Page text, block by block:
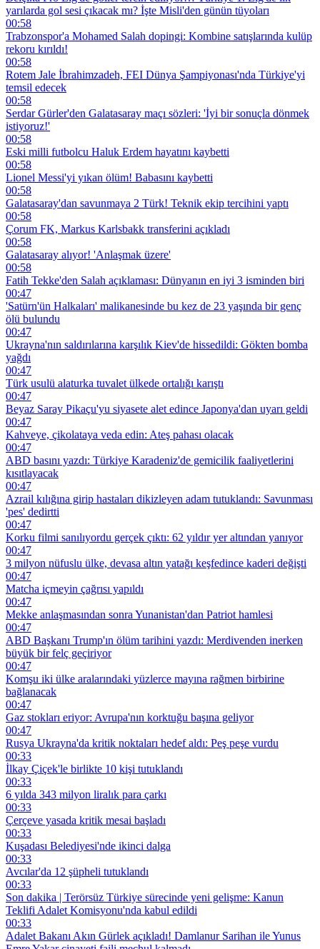
yarılarda gol sesi çıkacak mı? İşte Misli'den günün tüyoları
00:58
Trabzonspor'a Mohamed Salah dopingi: Kombine satışlarında kulüp
rekoru kırıldı!
00:58
Rotem Jale İbrahimzadeh, FEI Dünya Şampiyonası'nda Türkiye'yi
temsil edecek
00:58
Serdar Gürler'den Galatasaray maçı sözleri: 'İyi bir sonuçla dönmek
istiyoruz!'
00:58
Eski milli futbolcu Haluk Erdem hayatını kaybetti
00:58
Lionel Messi'yi yıkan ölüm! Babasını kaybetti
00:58
Galatasaray'dan savunmaya 2 Türk! Teknik ekip tercihini yaptı
00:58
Çorum FK, Markus Karlsbakk transferini açıkladı
00:58
Galatasaray alıyor! 'Anlaşmak üzere'
00:58
Fatih Tekke'den Salah açıklaması: Dünyanın en iyi 3 isminden biri
00:47
'Satürn'ün Halkaları' malikanesinde bu kez de 23 yaşında bir genç
ölü bulundu
00:47
Ukrayna'nın saldırılarına karşılık Kiev'de hissedildi: Gökten bomba
yağdı
00:47
Türk usulü alaturka tuvalet ülkede ortalığı karıştı
00:47
Beyaz Saray Pikaçu'yu siyasete alet edince Japonya'dan uyarı geldi
00:47
Kahveye, çikolataya veda edin: Ateş pahası olacak
00:47
ABD basını yazdı: Türkiye Karadeniz'de gemicilik faaliyetlerini
kısıtlayacak
00:47
Azrail kılığına girip hastaları dikizleyen adam tutuklandı: Savunması
'pes' dedirtti
00:47
Korku filmi sanılıyordu gerçek çıktı: 62 yıldır yer altından yanıyor
00:47
3 milyon nüfuslu ülke, devasa altın yatağı keşfedince kaderi değişti
00:47
Matcha içmeyin çağrısı yapıldı
00:47
Mekke anlaşmasından sonra Yunanistan'dan Patriot hamlesi
00:47
ABD Başkanı Trump'ın ölüm tarihini yazdı: Merdivenden inerken
büyük bir felç geçiriyor
00:47
Komşu iki ülke aralarındaki yüzlerce mayına rağmen birbirine
bağlanacak
00:47
Gaz stokları eriyor: Avrupa'nın korktuğu başına geliyor
00:47
Rusya Ukrayna'da kritik noktaları hedef aldı: Peş peşe vurdu
00:33
İlkay Çiçek'le birlikte 10 kişi tutuklandı
00:33
6 yılda 343 milyon liralık para çarkı
00:33
Çerçeve yasada kritik mesai başladı
00:33
Kuşadası Belediyesi'nde ikinci dalga
00:33
Avcılar'da 12 şüpheli tutuklandı
00:33
Son dakika | Terörsüz Türkiye sürecinde yeni gelişme: Kanun
Teklifi Adalet Komisyonu'nda kabul edildi
00:33
Adalet Bakanı Akın Gürlek açıkladı! Damlanur Sarihan ile Yunus